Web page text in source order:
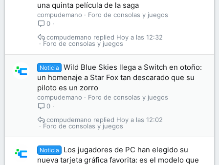
una quinta película de la saga
compudemano
Foro de consolas y juegos
0
Foro de consolas y juegos
Hoy a las 12:32
compudemano
Noticia
Wild Blue Skies llega a Switch en otoño:
un homenaje a Star Fox tan descarado que su
piloto es un zorro
compudemano
Foro de consolas y juegos
0
Foro de consolas y juegos
Hoy a las 12:02
compudemano
Noticia
Los jugadores de PC han elegido su
nueva tarjeta gráfica favorita: es el modelo que